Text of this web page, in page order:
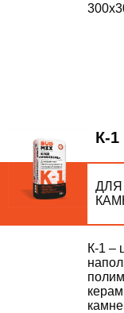
К-
ДЛЯ
К-1 –